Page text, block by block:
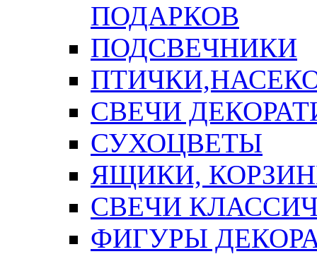
ПОДАРКОВ
ПОДСВЕЧНИКИ
СВЕЧИ
СУХОЦВЕТЫ
ЯЩИКИ,
СВЕЧИ
ФИГУРЫ